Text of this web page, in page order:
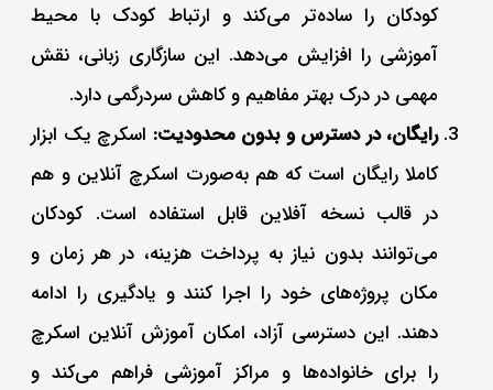
کودکان را ساده‌تر می‌کند و ارتباط کودک با محیط
آموزشی را افزایش می‌دهد. این سازگاری زبانی، نقش
مهمی در درک بهتر مفاهیم و کاهش سردرگمی دارد.
رایگان، در دسترس و بدون محدودیت: اسکرچ یک ابزار
کاملا رایگان است که هم به‌صورت اسکرچ آنلاین و هم
در قالب نسخه آفلاین قابل استفاده است. کودکان
می‌توانند بدون نیاز به پرداخت هزینه، در هر زمان و
مکان پروژه‌های خود را اجرا کنند و یادگیری را ادامه
دهند. این دسترسی آزاد، امکان آموزش آنلاین اسکرچ
را برای خانواده‌ها و مراکز آموزشی فراهم می‌کند و